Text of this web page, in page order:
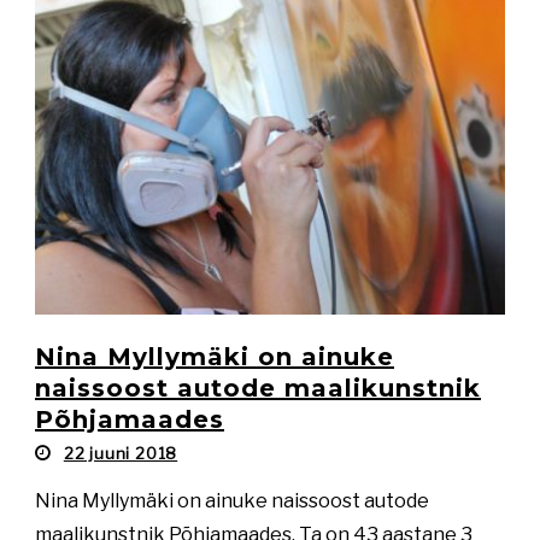
Nina Myllymäki on ainuke
naissoost autode maalikunstnik
Põhjamaades
22 juuni 2018
Nina Myllymäki on ainuke naissoost autode
maalikunstnik Põhjamaades. Ta on 43 aastane 3